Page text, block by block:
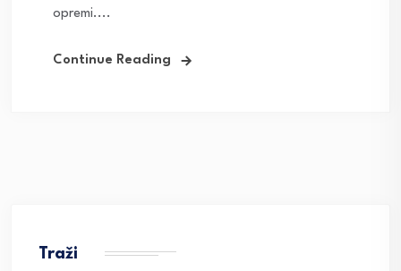
opremi....
Continue Reading
Traži